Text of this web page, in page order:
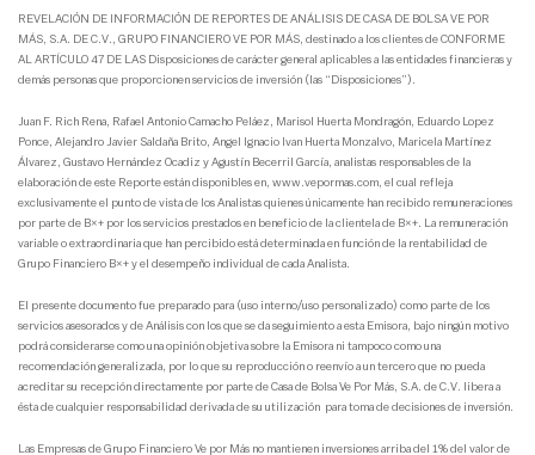
REVELACIÓN DE INFORMACIÓN DE REPORTES DE ANÁLISIS DE CASA DE BOLSA VE POR
MÁS, S.A. DE C.V., GRUPO FINANCIERO VE POR MÁS, destinado a los clientes de CONFORME
AL ARTÍCULO 47 DE LAS Disposiciones de carácter general aplicables a las entidades financieras y
demás personas que proporcionen servicios de inversión (las “Disposiciones”).
Juan F. Rich Rena, Rafael Antonio Camacho Peláez, Marisol Huerta Mondragón, Eduardo Lopez
Ponce, Alejandro Javier Saldaña Brito, Angel Ignacio Ivan Huerta Monzalvo, Maricela Martínez
Álvarez, Gustavo Hernández Ocadiz y Agustín Becerril García, analistas responsables de la
elaboración de este Reporte están disponibles en, www.vepormas.com, el cual refleja
exclusivamente el punto de vista de los Analistas quienes únicamente han recibido remuneraciones
por parte de B×+ por los servicios prestados en beneficio de la clientela de B×+. La remuneración
variable o extraordinaria que han percibido está determinada en función de la rentabilidad de
Grupo Financiero B×+ y el desempeño individual de cada Analista.
El presente documento fue preparado para (uso interno/uso personalizado) como parte de los
servicios asesorados y de Análisis con los que se da seguimiento a esta Emisora, bajo ningún motivo
podrá considerarse como una opinión objetiva sobre la Emisora ni tampoco como una
recomendación generalizada, por lo que su reproducción o reenvío a un tercero que no pueda
acreditar su recepción directamente por parte de Casa de Bolsa Ve Por Más, S.A. de C.V. libera a
ésta de cualquier responsabilidad derivada de su utilización para toma de decisiones de inversión.
Las Empresas de Grupo Financiero Ve por Más no mantienen inversiones arriba del 1% del valor de